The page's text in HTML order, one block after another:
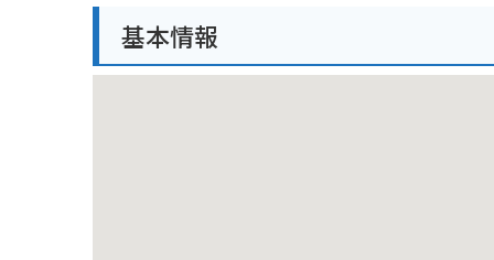
ティータイムは格別です。また、テラス周辺には散策
基本情報